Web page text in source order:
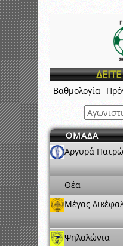
Βαθμολογία
ΟΜΑΔΑ
Αργυρά
Θέα
Μέγας
Ψηλαλώνια